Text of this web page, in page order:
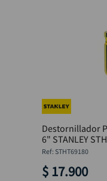
Destornillador
6" STANLEY
: STHT69180
$ 17.900